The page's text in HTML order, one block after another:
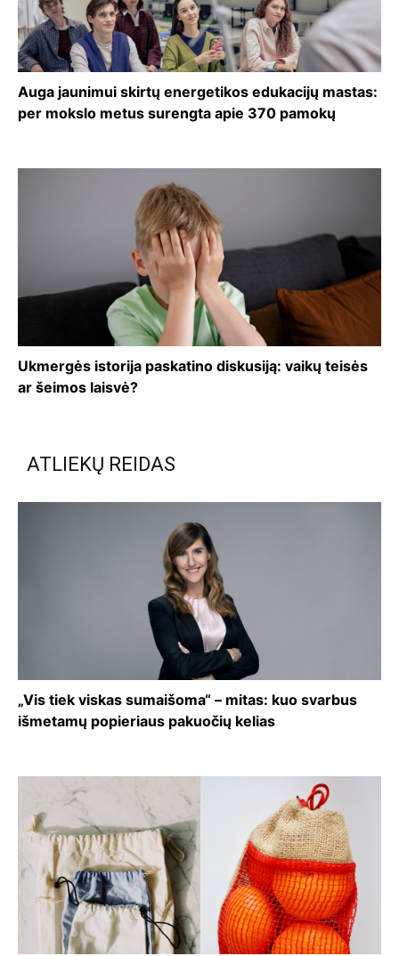
Auga jaunimui skirtų energetikos edukacijų mastas:
per mokslo metus surengta apie 370 pamokų
Ukmergės istorija paskatino diskusiją: vaikų teisės
ar šeimos laisvė?
ATLIEKŲ REIDAS
„Vis tiek viskas sumaišoma“ – mitas: kuo svarbus
išmetamų popieriaus pakuočių kelias